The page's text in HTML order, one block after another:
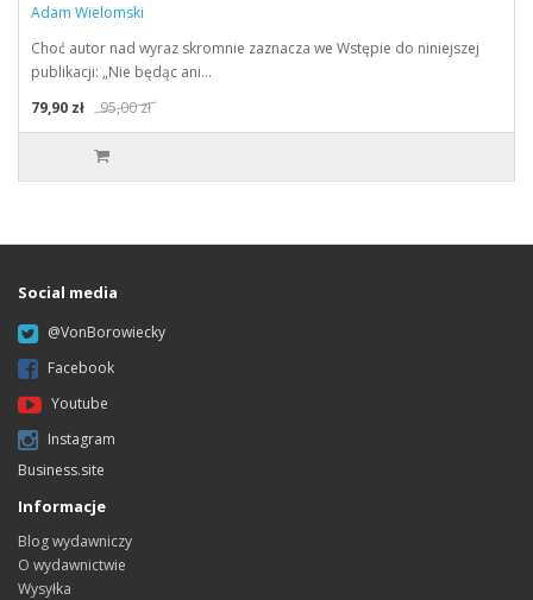
Adam Wielomski
Choć autor nad wyraz skromnie zaznacza we Wstępie do niniejszej
publikacji: „Nie będąc ani…
79,90 zł
95,00 zł
Social media
@VonBorowiecky
Facebook
Youtube
Instagram
Business.site
Informacje
Blog wydawniczy
O wydawnictwie
Wysyłka